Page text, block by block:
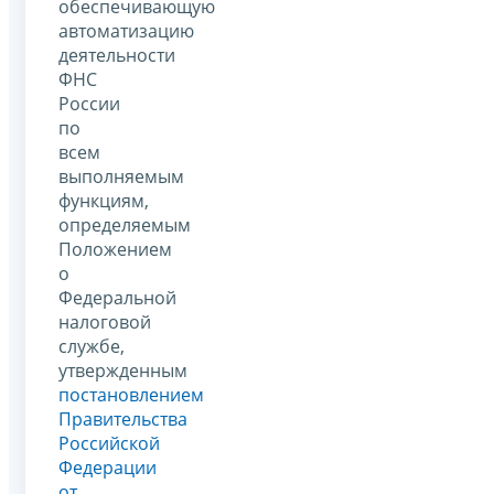
обеспечивающую
автоматизацию
деятельности
ФНС
России
по
всем
выполняемым
функциям,
определяемым
Положением
о
Федеральной
налоговой
службе,
утвержденным
постановлением
Правительства
Российской
Федерации